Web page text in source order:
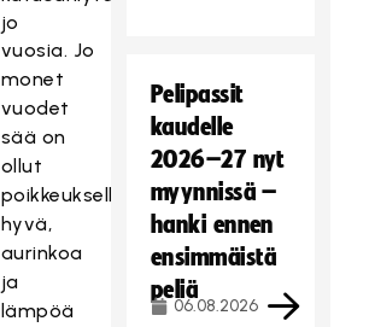
jo
vuosia. Jo
monet
vuodet
sää on
ollut
poikkeuksellisen
hyvä,
aurinkoa
ja
lämpöä
Pelipassit
kaudelle
2026–27 nyt
myynnissä –
hanki ennen
ensimmäistä
peliä
06.08.2026